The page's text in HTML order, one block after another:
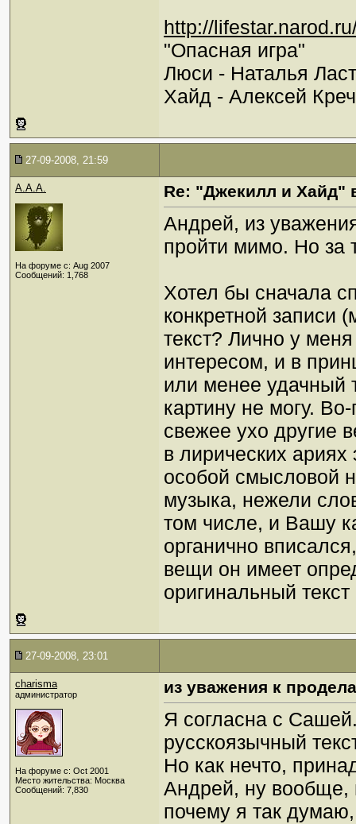
http://
"Опасная игра"
Люси - Наталья
Хайд - Алексей
27-09-2008, 21:59
A.A.A.
На форуме с: Aug 2007
Сообщений: 1,768
Re: "Джекилл и Хайд"
Андрей, из
пройти мимо. Но за
Хотел бы сначала
конкретной записи
текст? Лично у
интересом, и в
или менее удачный
картину не могу.
свежее ухо другие
в лирических ариях
особой смысловой
музыка, нежели
том числе, и Вашу
органично
вещи он имеет
оригинальный
27-09-2008, 23:01
charisma
администратор
На форуме с: Oct 2001
Место жительства: Москва
Сообщений: 7,830
из уважения к
Я согласна с Сашей.
русскоязычный
Но как нечто,
Андрей, ну вообще,
почему я так